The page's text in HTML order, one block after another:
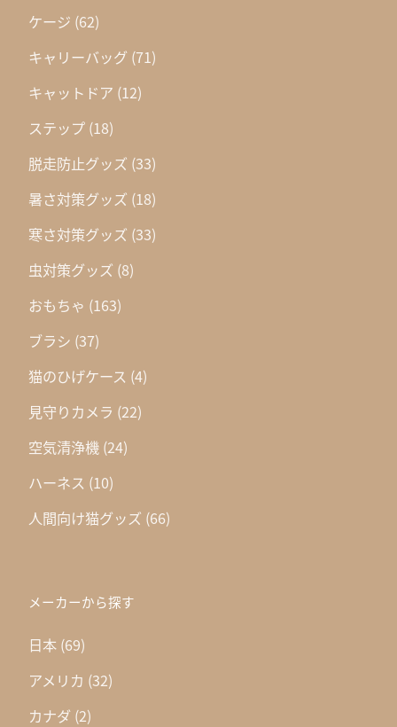
ケージ (62)
キャリーバッグ (71)
キャットドア (12)
ステップ (18)
脱走防止グッズ (33)
暑さ対策グッズ (18)
寒さ対策グッズ (33)
虫対策グッズ (8)
おもちゃ (163)
ブラシ (37)
猫のひげケース (4)
見守りカメラ (22)
空気清浄機 (24)
ハーネス (10)
人間向け猫グッズ (66)
メーカーから探す
日本 (69)
アメリカ (32)
カナダ (2)